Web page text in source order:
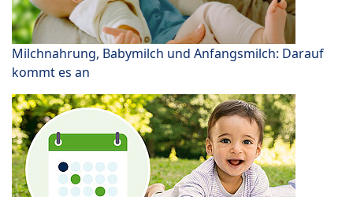
Milchnahrung, Babymilch und Anfangsmilch: Darauf
kommt es an